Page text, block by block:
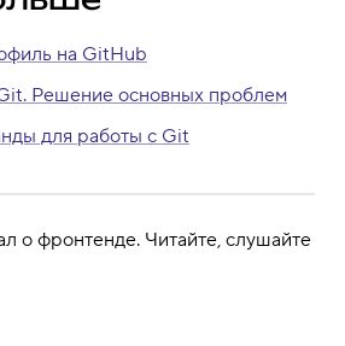
на GitHub
Решение основных проблем
для работы с Git
о фронтенде. Читайте, слушайте